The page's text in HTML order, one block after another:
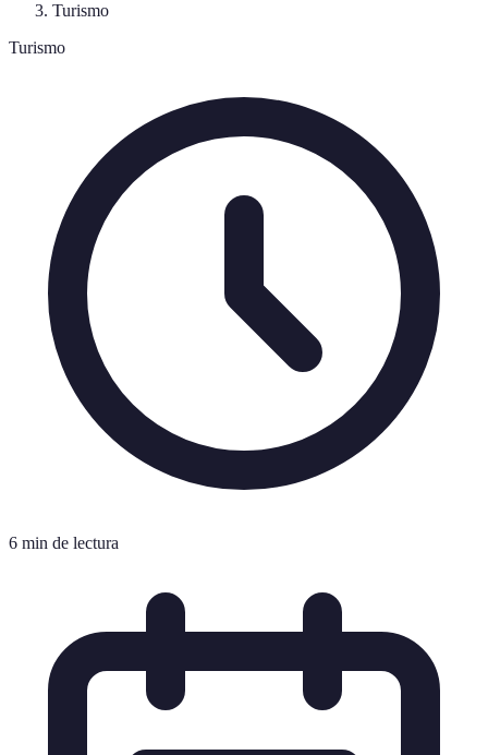
Turismo
Turismo
6 min de lectura